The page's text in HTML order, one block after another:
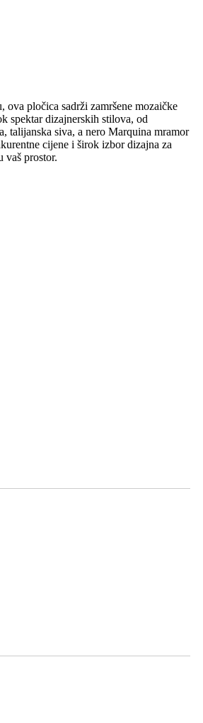
pločica sadrži zamršene mozaičke
spektar dizajnerskih stilova, od
talijanska siva, a nero Marquina mramor
cijene i širok izbor dizajna za
vaš prostor.